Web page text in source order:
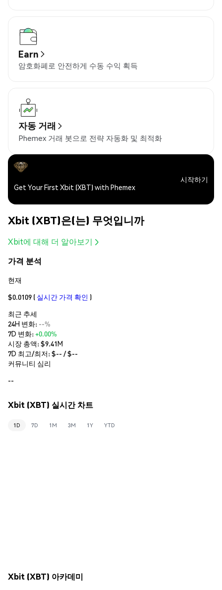
Earn
암호화폐로 안전하게 수동 수익 획득
자동 거래
Phemex 거래 봇으로 전략 자동화 및 최적화
Get Your First Xbit (XBT) with Phemex
시작하기
Xbit (XBT)은(는) 무엇입니까
Xbit에 대해 더 알아보기
가격 분석
현재
$0.0109 ( 실시간 가격 확인 )
최근 추세
24H 변화: --%
7D 변화:+0.00%
시장 총액:$9.41M
7D 최고/최저: $-- / $--
커뮤니티 심리
--
Xbit (XBT) 실시간 차트
1D 7D 1M 3M 1Y YTD
Xbit (XBT) 아카데미